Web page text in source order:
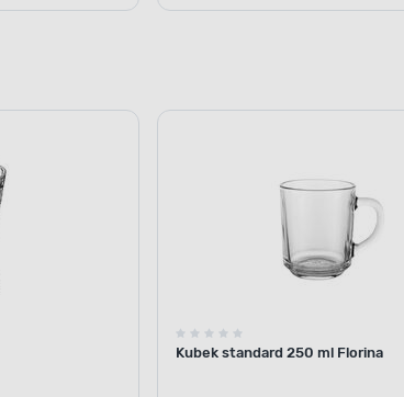
Kubek standard 250 ml Florina